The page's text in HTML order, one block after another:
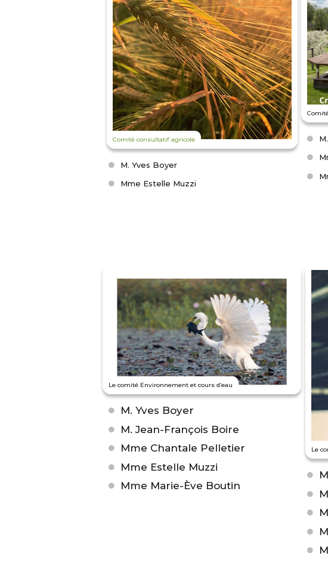
Comité consultatif agricole
M. Yves Boyer
Mme Estelle Muzzi
Le comité Environnement et cours d’eau
M. Yves Boyer
M. Jean-François Boire
Mme Chantale Pelletier
Mme Estelle Muzzi
Mme Marie-Ève Boutin
Le